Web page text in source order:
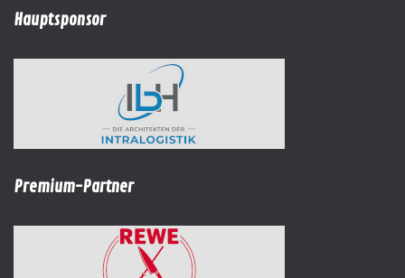
Hauptsponsor
Premium-Partner